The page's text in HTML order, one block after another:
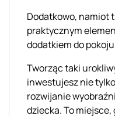
Dodatkowo, namiot
praktycznym
dodatkiem do
Tworząc taki
inwestujesz nie
rozwijanie
dziecka. To miejsce,